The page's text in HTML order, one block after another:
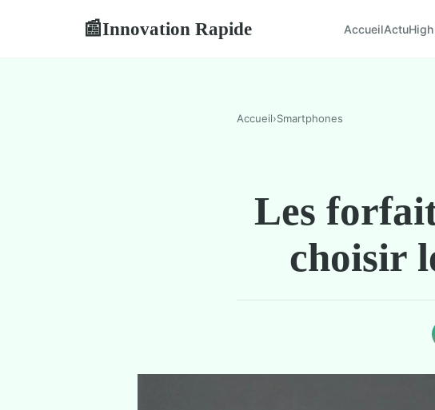
📰Innovation Rapide AccueilActu
Accueil›Smartphones
Les
choisir